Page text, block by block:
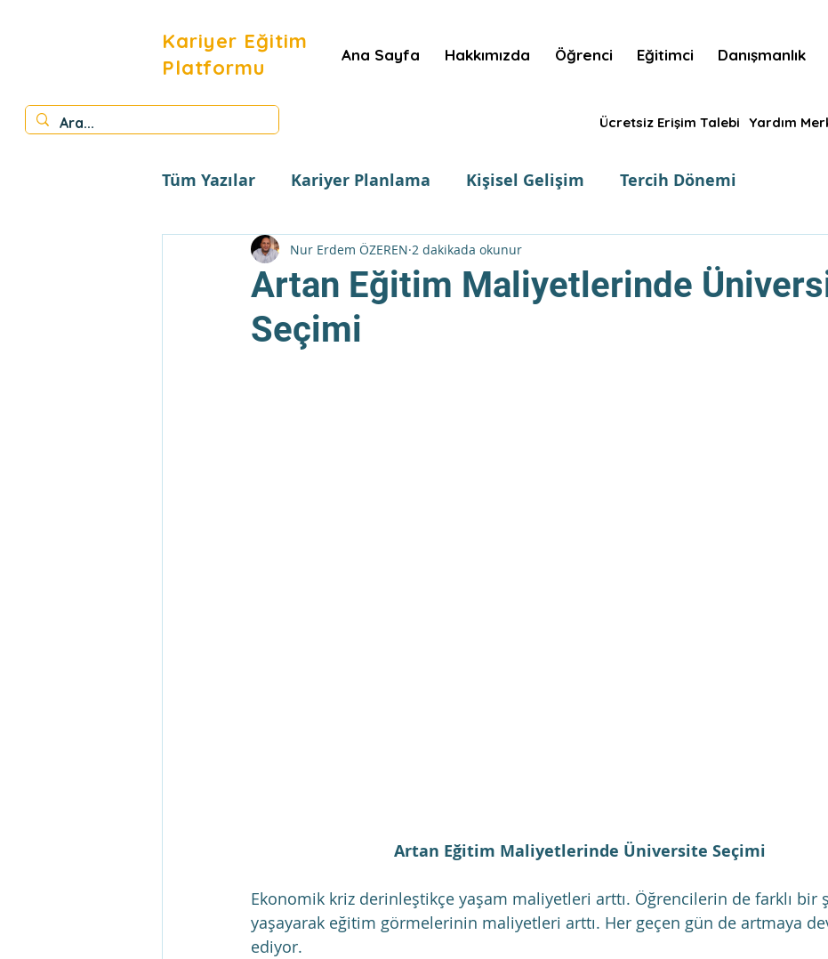
Kariyer Eğitim
Platformu
Ana Sayfa Hakkımızda Öğrenci Eğitimci Danışmanlık
Ücretsiz Erişim Talebi Yardım
Tüm Yazılar Kariyer Planlama Kişisel Gelişim Tercih Dönemi
Gazete Yazıları Yardım Merkezi Öncelikli İçerikler
Artan Eğitim Maliyetlerinde
Seçimi
Nur Erdem ÖZEREN 2 dakikada okunur
Artan Eğitim Maliyetlerinde Üniversite Seçimi
Ekonomik kriz derinleştikçe yaşam maliyetleri arttı. Öğrencilerin de farklı bir
yaşayarak eğitim görmelerinin maliyetleri arttı. Her geçen gün de artmaya
ediyor.